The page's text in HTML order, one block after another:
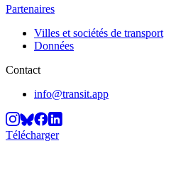
Partenaires
Villes et sociétés de transport
Données
Contact
info@transit.app
Télécharger